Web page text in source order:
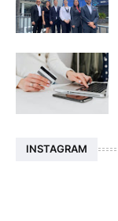
INSTAGRAM